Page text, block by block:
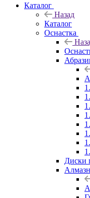
Каталог
Назад
Каталог
Оснастка
Диски